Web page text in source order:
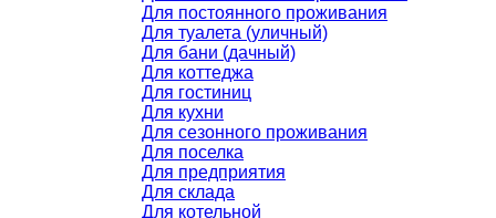
Для постоянного проживания
Для туалета (уличный)
Для бани (дачный)
Для коттеджа
Для гостиниц
Для кухни
Для сезонного проживания
Для поселка
Для предприятия
Для склада
Для котельной